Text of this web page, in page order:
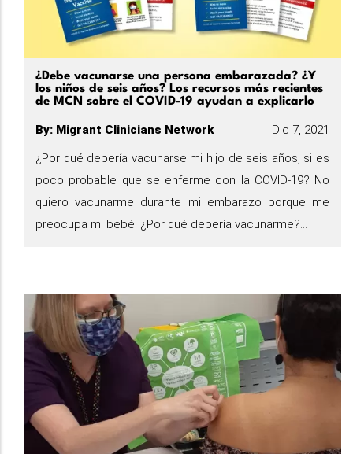
¿Debe vacunarse una persona embarazada? ¿Y
los niños de seis años? Los recursos más recientes
de MCN sobre el COVID-19 ayudan a explicarlo
Dic 7, 2021
By: Migrant Clinicians Network
¿Por qué debería vacunarse mi hijo de seis años, si es
poco probable que se enferme con la COVID-19? No
quiero vacunarme durante mi embarazo porque me
preocupa mi bebé. ¿Por qué debería vacunarme?...